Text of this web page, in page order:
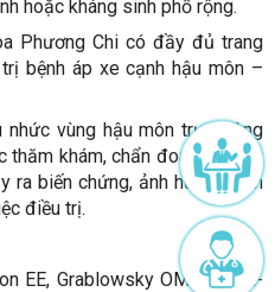
hoặc kháng sinh phổ rộng.
Phương Chi có đầy đủ trang
bệnh áp xe cạnh hậu môn –
vùng hậu môn trực tràng
khám, chẩn đoán và điều
ra biến chứng, ảnh hưởng đến
điều trị.
EE, Grablowsky OM. Fistula-